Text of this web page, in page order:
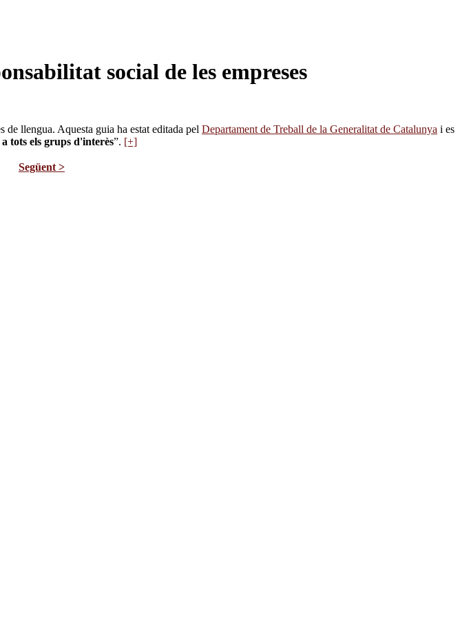
social de les empreses
de llengua. Aquesta guia ha estat editada pel Departament de Treball de la Generalitat de Catalunya i es
tots els grups d'interès”. [+]
Següent >